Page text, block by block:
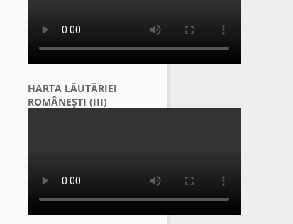
HARTA LĂUTĂRIEI
ROMÂNEŞTI (III)